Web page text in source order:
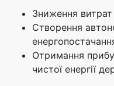
Зниження витрат
Створення
Отримання
чистої енергії